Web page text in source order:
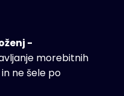
-
morebitnih
ne šele po